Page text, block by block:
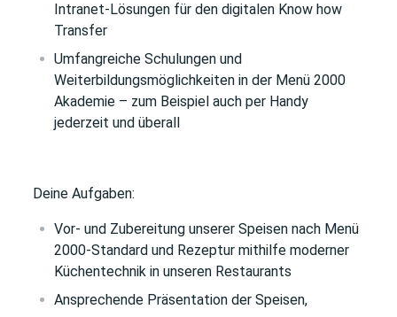
Intranet-Lösungen für den digitalen Know how
Transfer
Umfangreiche Schulungen und
Weiterbildungsmöglichkeiten in der Menü 2000
Akademie – zum Beispiel auch per Handy
jederzeit und überall
Deine Aufgaben:
Vor- und Zubereitung unserer Speisen nach Menü
2000-Standard und Rezeptur mithilfe moderner
Küchentechnik in unseren Restaurants
Ansprechende Präsentation der Speisen,